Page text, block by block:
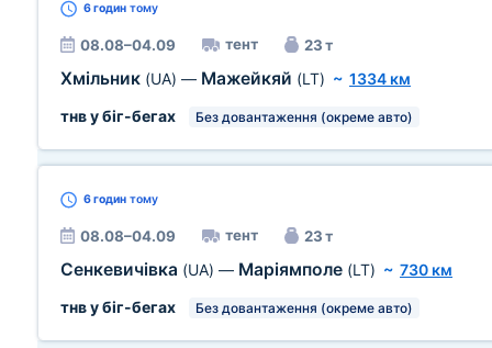
6 годин тому
08.08–04.09 тент 23 т
Хмільник (UA) — Мажейкяй (LT) ~ 1334 км
тнв у біг-бегах
Без довантаження (окреме авто)
6 годин тому
08.08–04.09 тент 23 т
Сенкевичівка (UA) — Маріямполе (LT) ~ 730 км
тнв у біг-бегах
Без довантаження (окреме авто)